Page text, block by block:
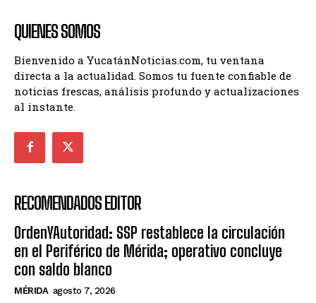
QUIENES SOMOS
Bienvenido a YucatánNoticias.com, tu ventana
directa a la actualidad. Somos tu fuente confiable de
noticias frescas, análisis profundo y actualizaciones
al instante.
RECOMENDADOS EDITOR
OrdenYAutoridad: SSP restablece la circulación
en el Periférico de Mérida; operativo concluye
con saldo blanco
MÉRIDA agosto 7, 2026